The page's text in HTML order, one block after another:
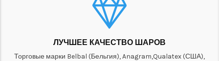
ЛУЧШЕЕ КАЧЕСТВО ШАРОВ
Торговые марки Belbal (Бельгия), Anagram,Qualatex (США),